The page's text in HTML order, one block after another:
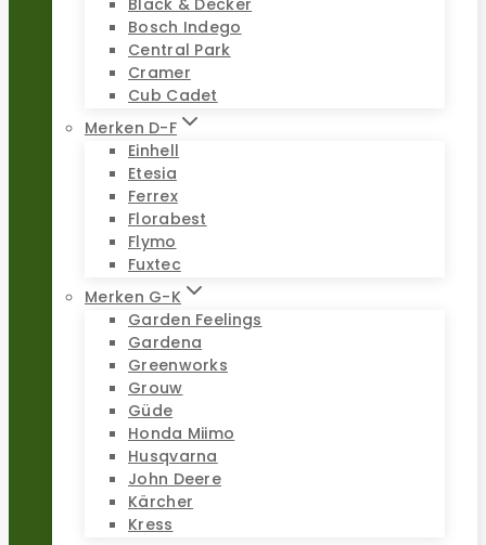
Black & Decker
Bosch Indego
Central Park
Cramer
Cub Cadet
Merken D-F
Einhell
Etesia
Ferrex
Florabest
Flymo
Fuxtec
Merken G-K
Garden Feelings
Gardena
Greenworks
Grouw
Güde
Honda Miimo
Husqvarna
John Deere
Kärcher
Kress